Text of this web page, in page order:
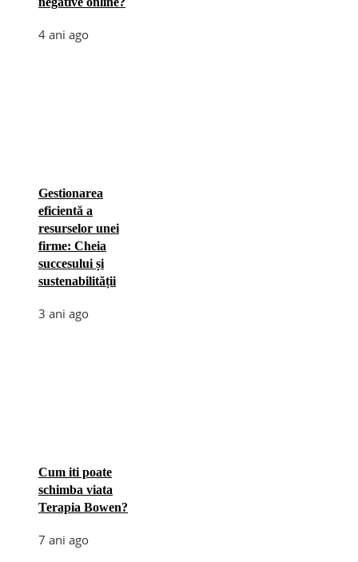
4 ani ago
Gestionarea
eficientă a
resurselor unei
firme: Cheia
succesului și
sustenabilității
3 ani ago
Cum iti poate
schimba viata
Terapia Bowen?
7 ani ago